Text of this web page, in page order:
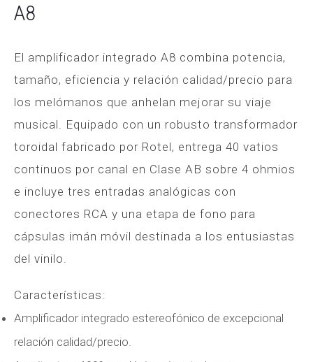
A8
El amplificador integrado A8 combina potencia,
tamaño, eficiencia y relación calidad/precio para
los melómanos que anhelan mejorar su viaje
musical. Equipado con un robusto transformador
toroidal fabricado por Rotel, entrega 40 vatios
continuos por canal en Clase AB sobre 4 ohmios
e incluye tres entradas analógicas con
conectores RCA y una etapa de fono para
cápsulas imán móvil destinada a los entusiastas
del vinilo.
Características:
Amplificador integrado estereofónico de excepcional
relación calidad/precio.